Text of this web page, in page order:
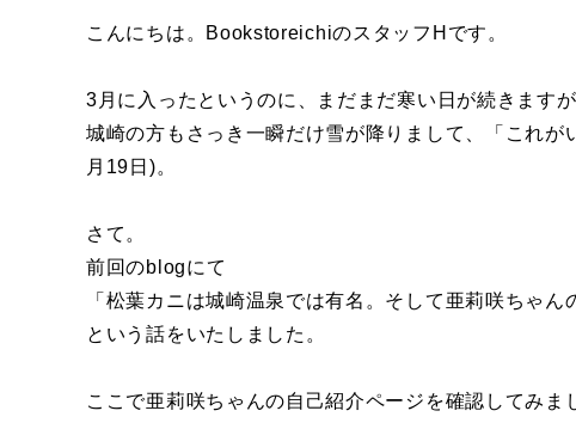
こんにちは。BookstoreichiのスタッフHです。
3月に入ったというのに、まだまだ寒い日が続きます
城崎の方もさっき一瞬だけ雪が降りまして、「これ
月19日)。
さて。
前回のblogにて
「松葉カニは城崎温泉では有名。そして亜莉咲ちゃん
という話をいたしました。
ここで亜莉咲ちゃんの自己紹介ページを確認してみま